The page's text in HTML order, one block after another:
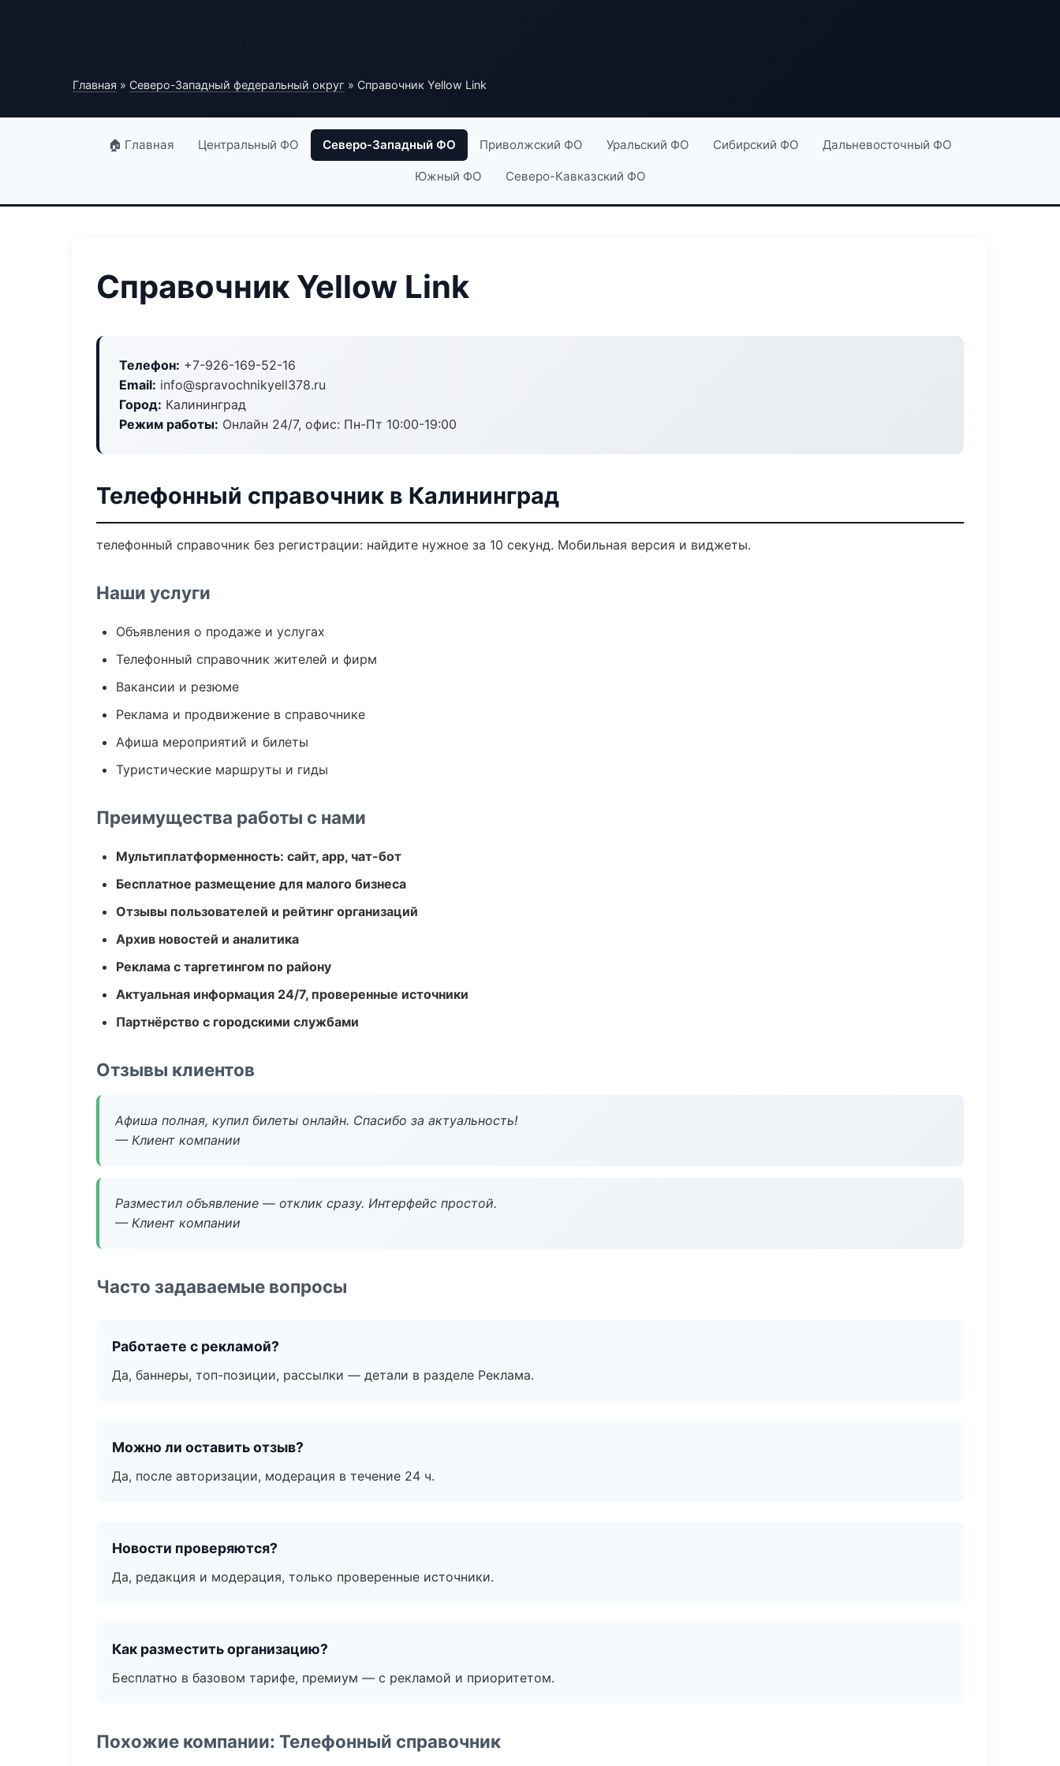
Главная » Северо-Западный федеральный округ » Справочник Yellow Link
🏠 Главная Центральный ФО Северо-Западный ФО Приволжский ФО Уральский ФО Сибирский ФО Дальневосточный ФО
Южный ФО Северо-Кавказский ФО
Справочник Yellow Link
Телефон: +7-926-169-52-16
Email: info@spravochnikyell378.ru
Город: Калининград
Режим работы: Онлайн 24/7, офис: Пн-Пт 10:00-19:00
Телефонный справочник в Калининград
телефонный справочник без регистрации: найдите нужное за 10 секунд. Мобильная версия и виджеты.
Наши услуги
Объявления о продаже и услугах
Телефонный справочник жителей и фирм
Вакансии и резюме
Реклама и продвижение в справочнике
Афиша мероприятий и билеты
Туристические маршруты и гиды
Преимущества работы с нами
Мультиплатформенность: сайт, app, чат-бот
Бесплатное размещение для малого бизнеса
Отзывы пользователей и рейтинг организаций
Архив новостей и аналитика
Реклама с таргетингом по району
Актуальная информация 24/7, проверенные источники
Партнёрство с городскими службами
Отзывы клиентов
Афиша полная, купил билеты онлайн. Спасибо за актуальность!
— Клиент компании
Разместил объявление — отклик сразу. Интерфейс простой.
— Клиент компании
Часто задаваемые вопросы
Работаете с рекламой?
Да, баннеры, топ-позиции, рассылки — детали в разделе Реклама.
Можно ли оставить отзыв?
Да, после авторизации, модерация в течение 24 ч.
Новости проверяются?
Да, редакция и модерация, только проверенные источники.
Как разместить организацию?
Бесплатно в базовом тарифе, премиум — с рекламой и приоритетом.
Похожие компании: Телефонный справочник